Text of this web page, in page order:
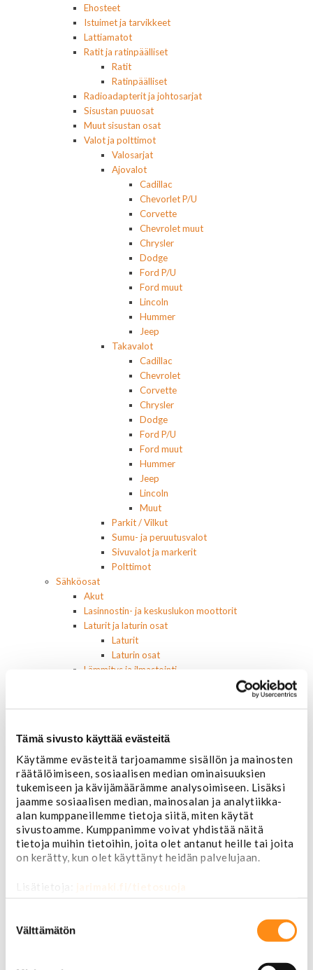
Tämä sivusto käyttää evästeitä
Käytämme evästeitä tarjoamamme sisällön ja mainosten
räätälöimiseen, sosiaalisen median ominaisuuksien
tukemiseen ja kävijämäärämme analysoimiseen. Lisäksi
jaamme sosiaalisen median, mainosalan ja analytiikka-
alan kumppaneillemme tietoja siitä, miten käytät
sivustoamme. Kumppanimme voivat yhdistää näitä
tietoja muihin tietoihin, joita olet antanut heille tai joita
on kerätty, kun olet käyttänyt heidän palvelujaan.
Lisätietoja: jarimaki.fi/tietosuoja
valinta
Välttämätön
Ehosteet
Istuimet ja tarvikkeet
Lattiamatot
Ratit ja ratinpäälliset
Ratit
Ratinpäälliset
Radioadapterit ja johtosarjat
Sisustan puuosat
Muut sisustan osat
Valot ja polttimot
Valosarjat
Ajovalot
Cadillac
Chevorlet P/U
Corvette
Chevrolet muut
Chrysler
Dodge
Ford P/U
Ford muut
Lincoln
Hummer
Jeep
Takavalot
Cadillac
Chevrolet
Corvette
Chrysler
Dodge
Ford P/U
Ford muut
Hummer
Jeep
Lincoln
Muut
Parkit / Vilkut
Sumu- ja peruutusvalot
Sivuvalot ja markerit
Polttimot
Sähköosat
Akut
Lasinnostin- ja keskuslukon moottorit
Laturit ja laturin osat
Laturit
Laturin osat
Lämmitys ja ilmastointi
Moottorit
Ilmastoinnin osat
Muut
Ohjainlaitteet
Startit ja startin osat
Starttimoottorit
Starttimoottorin osat
Sytytysosat
Sähköosat